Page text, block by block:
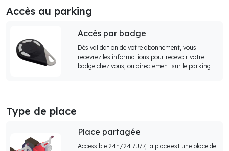
Accès au parking
Accès par badge
Dès validation de votre abonnement, vous
recevrez les informations pour recevoir votre
badge chez vous, ou directement sur le parking
Type de place
Place partagée
Accessible 24h/24 7J/7, la place est une place de